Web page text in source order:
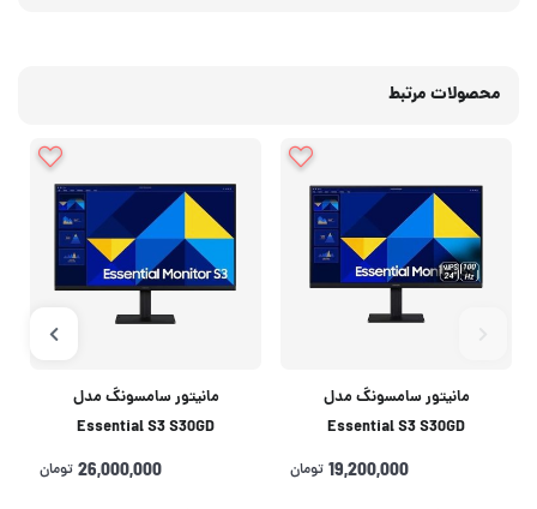
محصولات مرتبط
مانیتور سامسونگ مدل
Essential S3 S30GD
LS24D300GAMXUE سایز 24 19,200,000 تومان
مانیتور سامسونگ مدل
Essential S3 S30GD
LS27D300GAMXUE سایز 27 اینچ26,000,000 تومان